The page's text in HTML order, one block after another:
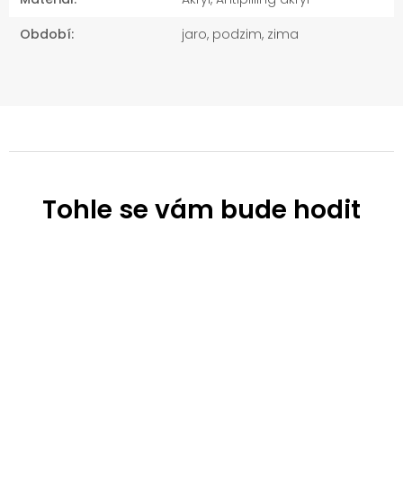
Období: jaro, podzim, zima